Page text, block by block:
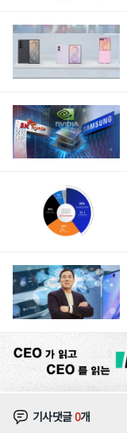
기사댓글0개